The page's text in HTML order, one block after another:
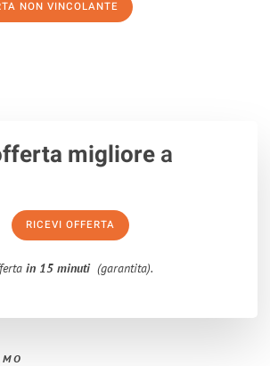
NON VINCOLANTE
migliorea
RICEVI OFFERTA
in 15 minuti (garantita).